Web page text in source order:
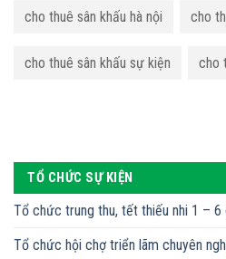
cho thuê sân khấu hà nội cho
cho thuê sân khấu sự kiện cho
TỔ CHỨC SỰ KIỆN
Tổ chức trung thu, tết thiếu nhi 1 – 6
Tổ chức hội chợ triển lãm chuyên